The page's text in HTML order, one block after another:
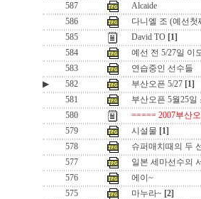
587
Alcaide
586
다니엘 조 (예선첫
585
David TO [1]
584
예선 전 5/27일 이
583
연습중인 선수들
▶
582 부산오픈 5/27 [1]
581
부산오픈 5월25일
580
===== 2007부산
579
시설물 [1]
578
슈퍼매치때의 두
577
일본 세마선수의
576
에이~
575
마누라~ [2]